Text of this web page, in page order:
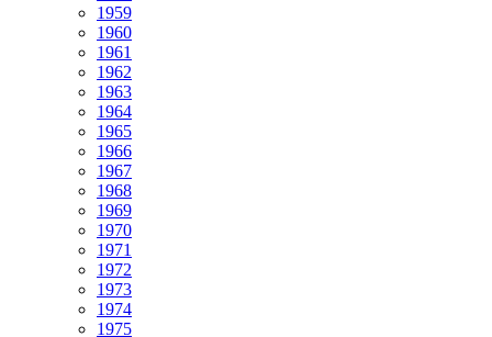
1959
1960
1961
1962
1963
1964
1965
1966
1967
1968
1969
1970
1971
1972
1973
1974
1975